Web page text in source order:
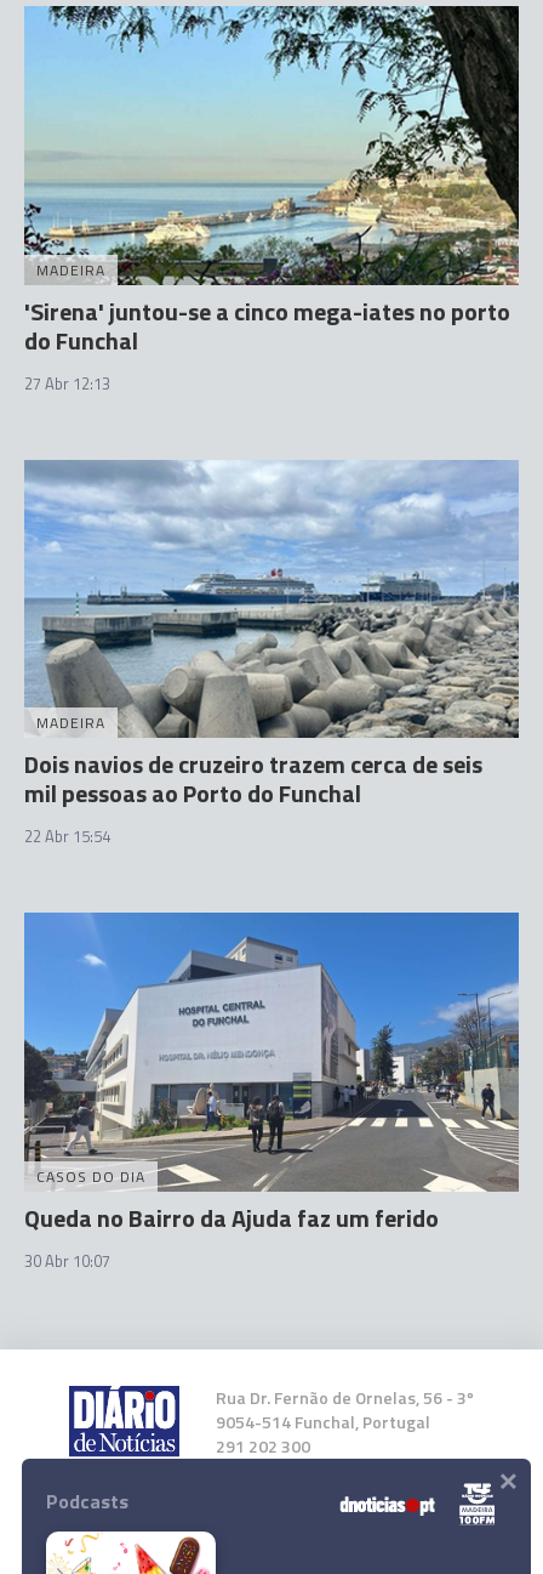
MADEIRA
'Sirena' juntou-se a cinco mega-iates no porto
do Funchal
27 Abr 12:13
MADEIRA
Dois navios de cruzeiro trazem cerca de seis
mil pessoas ao Porto do Funchal
22 Abr 15:54
CASOS DO DIA
Queda no Bairro da Ajuda faz um ferido
30 Abr 10:07
Rua Dr. Fernão de Ornelas, 56 - 3º
9054-514 Funchal, Portugal
291 202 300
Instale a nossa App
Podcasts ×